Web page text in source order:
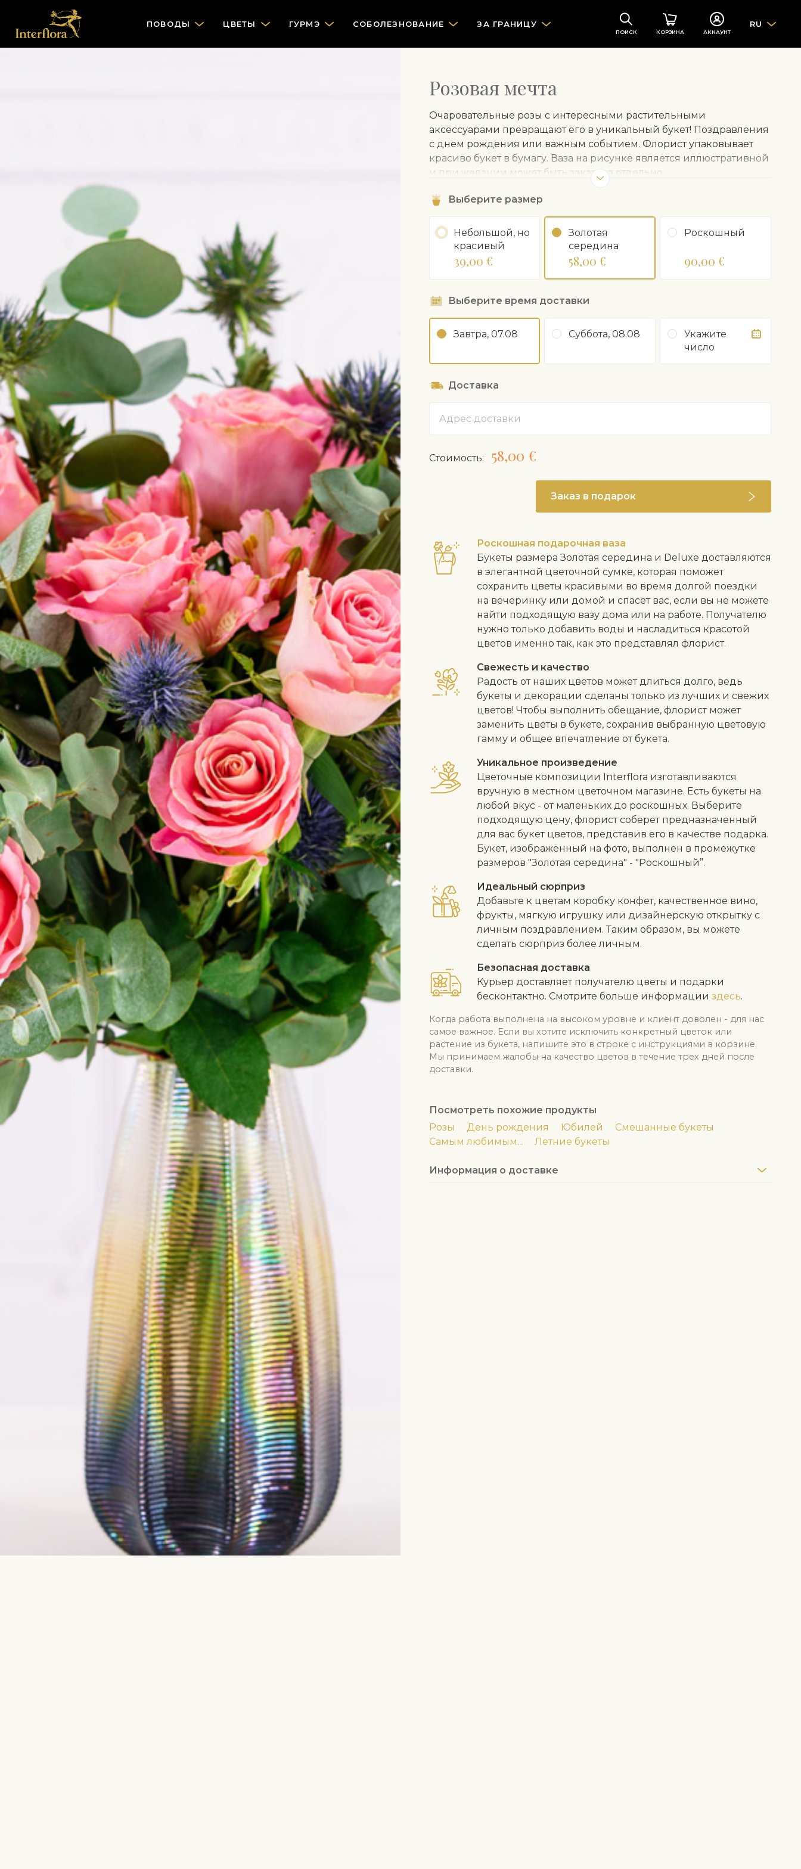
ПОВОДЫ ЦВЕТЫ ГУРМЭ СOБОЛЕЗНОВАНИЕ ЗА ГРАНИЦУ
ПОИСК КОРЗИНА АККАУНТ
RU
Pозовая мечта
Очаровательные розы с интересными растительными
аксессуарами превращают его в уникальный букет! Поздравления
с днем ​рождения или важным событием. Флорист упаковывает
красиво букет в бумагу. Ваза на рисунке является иллюстративной
и при желании может быть заказана отдельно.
Выберите размер
Небольшой, но
красивый
39,00 €
Золотая
середина
58,00 €
Роскошный
90,00 €
Выберите время доставки
Завтра, 07.08 Суббота, 08.08
Укажите
число
Доставка
Cтоимость: 58,00 €
Заказ в подарок
Роскошная подарочная ваза
Букеты размера Золотая середина и Deluxe доставляются
в элегантной цветочной сумке, которая поможет
сохранить цветы красивыми во время долгой поездки
на вечеринку или домой и спасет вас, если вы не можете
найти подходящую вазу дома или на работе. Получателю
нужно только добавить воды и насладиться красотой
цветов именно так, как это представлял флорист.
Свежесть и качество
Радость от наших цветов может длиться долго, ведь
букеты и декорации сделаны только из лучших и свежих
цветов! Чтобы выполнить обещание, флорист может
заменить цветы в букете, сохранив выбранную цветовую
гамму и общее впечатление от букета.
Уникальное произведение
Цветочные композиции Interflora изготавливаются
вручную в местном цветочном магазине. Есть букеты на
любой вкус - от маленьких до роскошных. Выберите
подходящую цену, флорист соберет предназначенный
для вас букет цветов, представив его в качестве подарка.
Букет, изображённый на фото, выполнен в промежутке
размеров "Золотая середина" - "Роскошный”.
Идеальный сюрприз
Добавьте к цветам коробку конфет, качественное вино,
фрукты, мягкую игрушку или дизайнерскую открытку с
личным поздравлением. Таким образом, вы можете
сделать сюрприз более личным.
Безопасная доставка
Курьер доставляет получателю цветы и подарки
бесконтактно. Смотрите больше информации здесь.
Когда работа выполнена на высоком уровне и клиент доволен - для нас
самое важное. Если вы хотите исключить конкретный цветок или
растение из букета, напишите это в строке с инструкциями в корзине.
Мы принимаем жалобы на качество цветов в течение трех дней после
доставки.
Посмотреть похожие продукты
Розы
День рождения Юбилей
Смешанные букеты
Самым любимым...
Летние букеты
Информация о доставке